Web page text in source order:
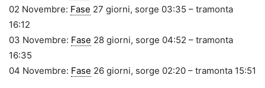
02 Novembre: Fase 27 giorni, sorge 03:35 – tramonta
16:12
03 Novembre: Fase 28 giorni, sorge 04:52 – tramonta
16:35
04 Novembre: Fase 26 giorni, sorge 02:20 – tramonta 15:51